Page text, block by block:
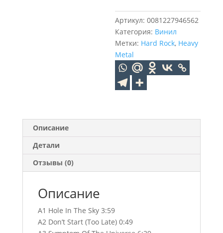
Sabotage
(180g)
(LP)
Артикул:0081227946562
Категория: Винил
Метки: Hard Rock, Heavy
Metal
Описание
Детали
Отзывы (0)
Описание
A1 Hole In The Sky 3:59
A2 Don’t Start (Too Late) 0:49